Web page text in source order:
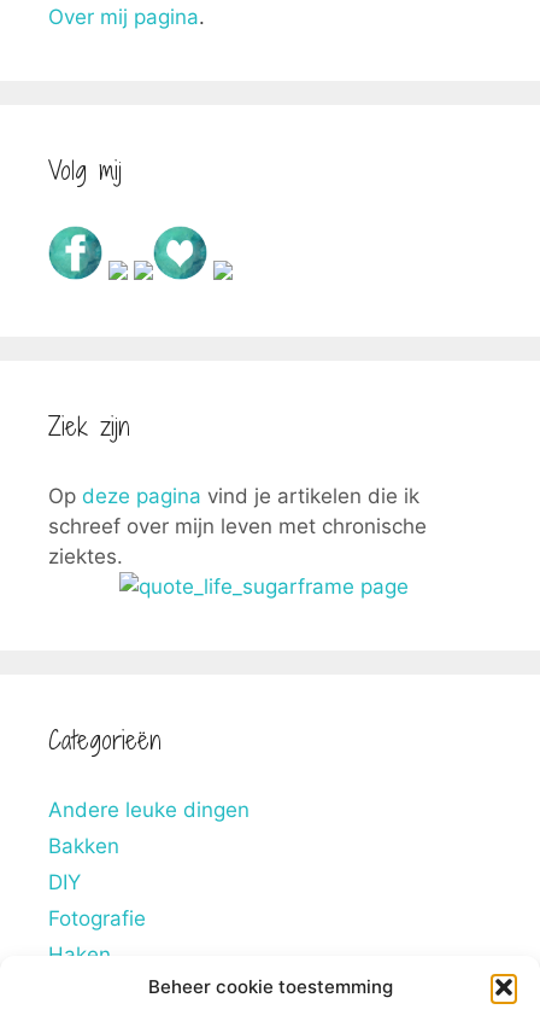
Beheer cookie toestemming
Over mij pagina.
Volg mij
Ziek zijn
Op deze pagina vind je artikelen die ik
schreef over mijn leven met chronische
ziektes.
Categorieën
Andere leuke dingen
Bakken
DIY
Fotografie
Haken